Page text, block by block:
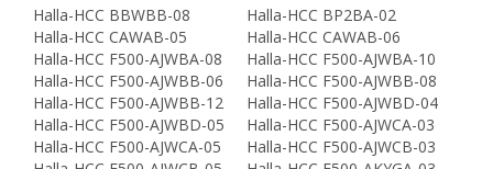
Halla-HCC BBWBB-08
Halla-HCC BP2BA-02
Halla-HCC CAWAB-05
Halla-HCC CAWAB-06
Halla-HCC F500-AJWBA-08
Halla-HCC F500-AJWBA-10
Halla-HCC F500-AJWBB-06
Halla-HCC F500-AJWBB-08
Halla-HCC F500-AJWBB-12
Halla-HCC F500-AJWBD-04
Halla-HCC F500-AJWBD-05
Halla-HCC F500-AJWCA-03
Halla-HCC F500-AJWCA-05
Halla-HCC F500-AJWCB-03